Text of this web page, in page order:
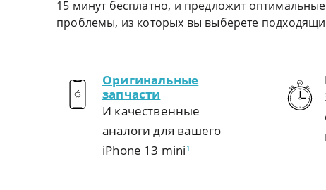
15 минут бесплатно, и предложит
проблемы, из которых вы выберете
Оригинальные
запчасти
И качественные
аналоги для вашего
iPhone 13 mini 1